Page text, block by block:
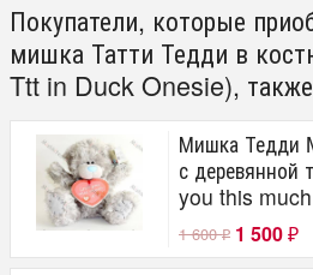
Покупатели, которые
мишка Татти Тедди в
Ttt in Duck Onesie),
Мишка Тедди
с деревянной
you this much
1 600₽ 1 500 ₽